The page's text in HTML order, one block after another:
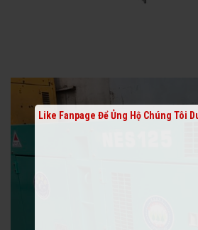
Like Fanpage Để Ủng Hộ Chúng Tôi